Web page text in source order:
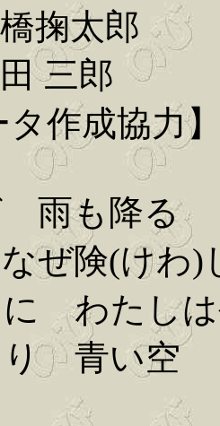
掬太郎
三郎
タ作成協力
雨も降る
ぜ険(けわ)
に わたし
り 青い空